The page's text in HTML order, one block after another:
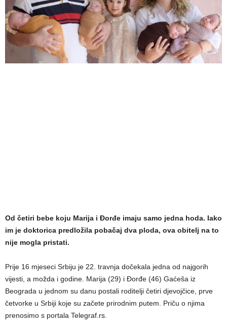
Od četiri bebe koju Marija i Đorđe imaju samo jedna hoda. Iako
im je doktorica predložila pobačaj dva ploda, ova obitelj na to
nije mogla pristati.
Prije 16 mjeseci Srbiju je 22. travnja dočekala jedna od najgorih
vijesti, a možda i godine. Marija (29) i Đorđe (46) Gaćeša iz
Beograda u jednom su danu postali roditelji četiri djevojčice, prve
četvorke u Srbiji koje su začete prirodnim putem. Priču o njima
prenosimo s portala Telegraf.rs.